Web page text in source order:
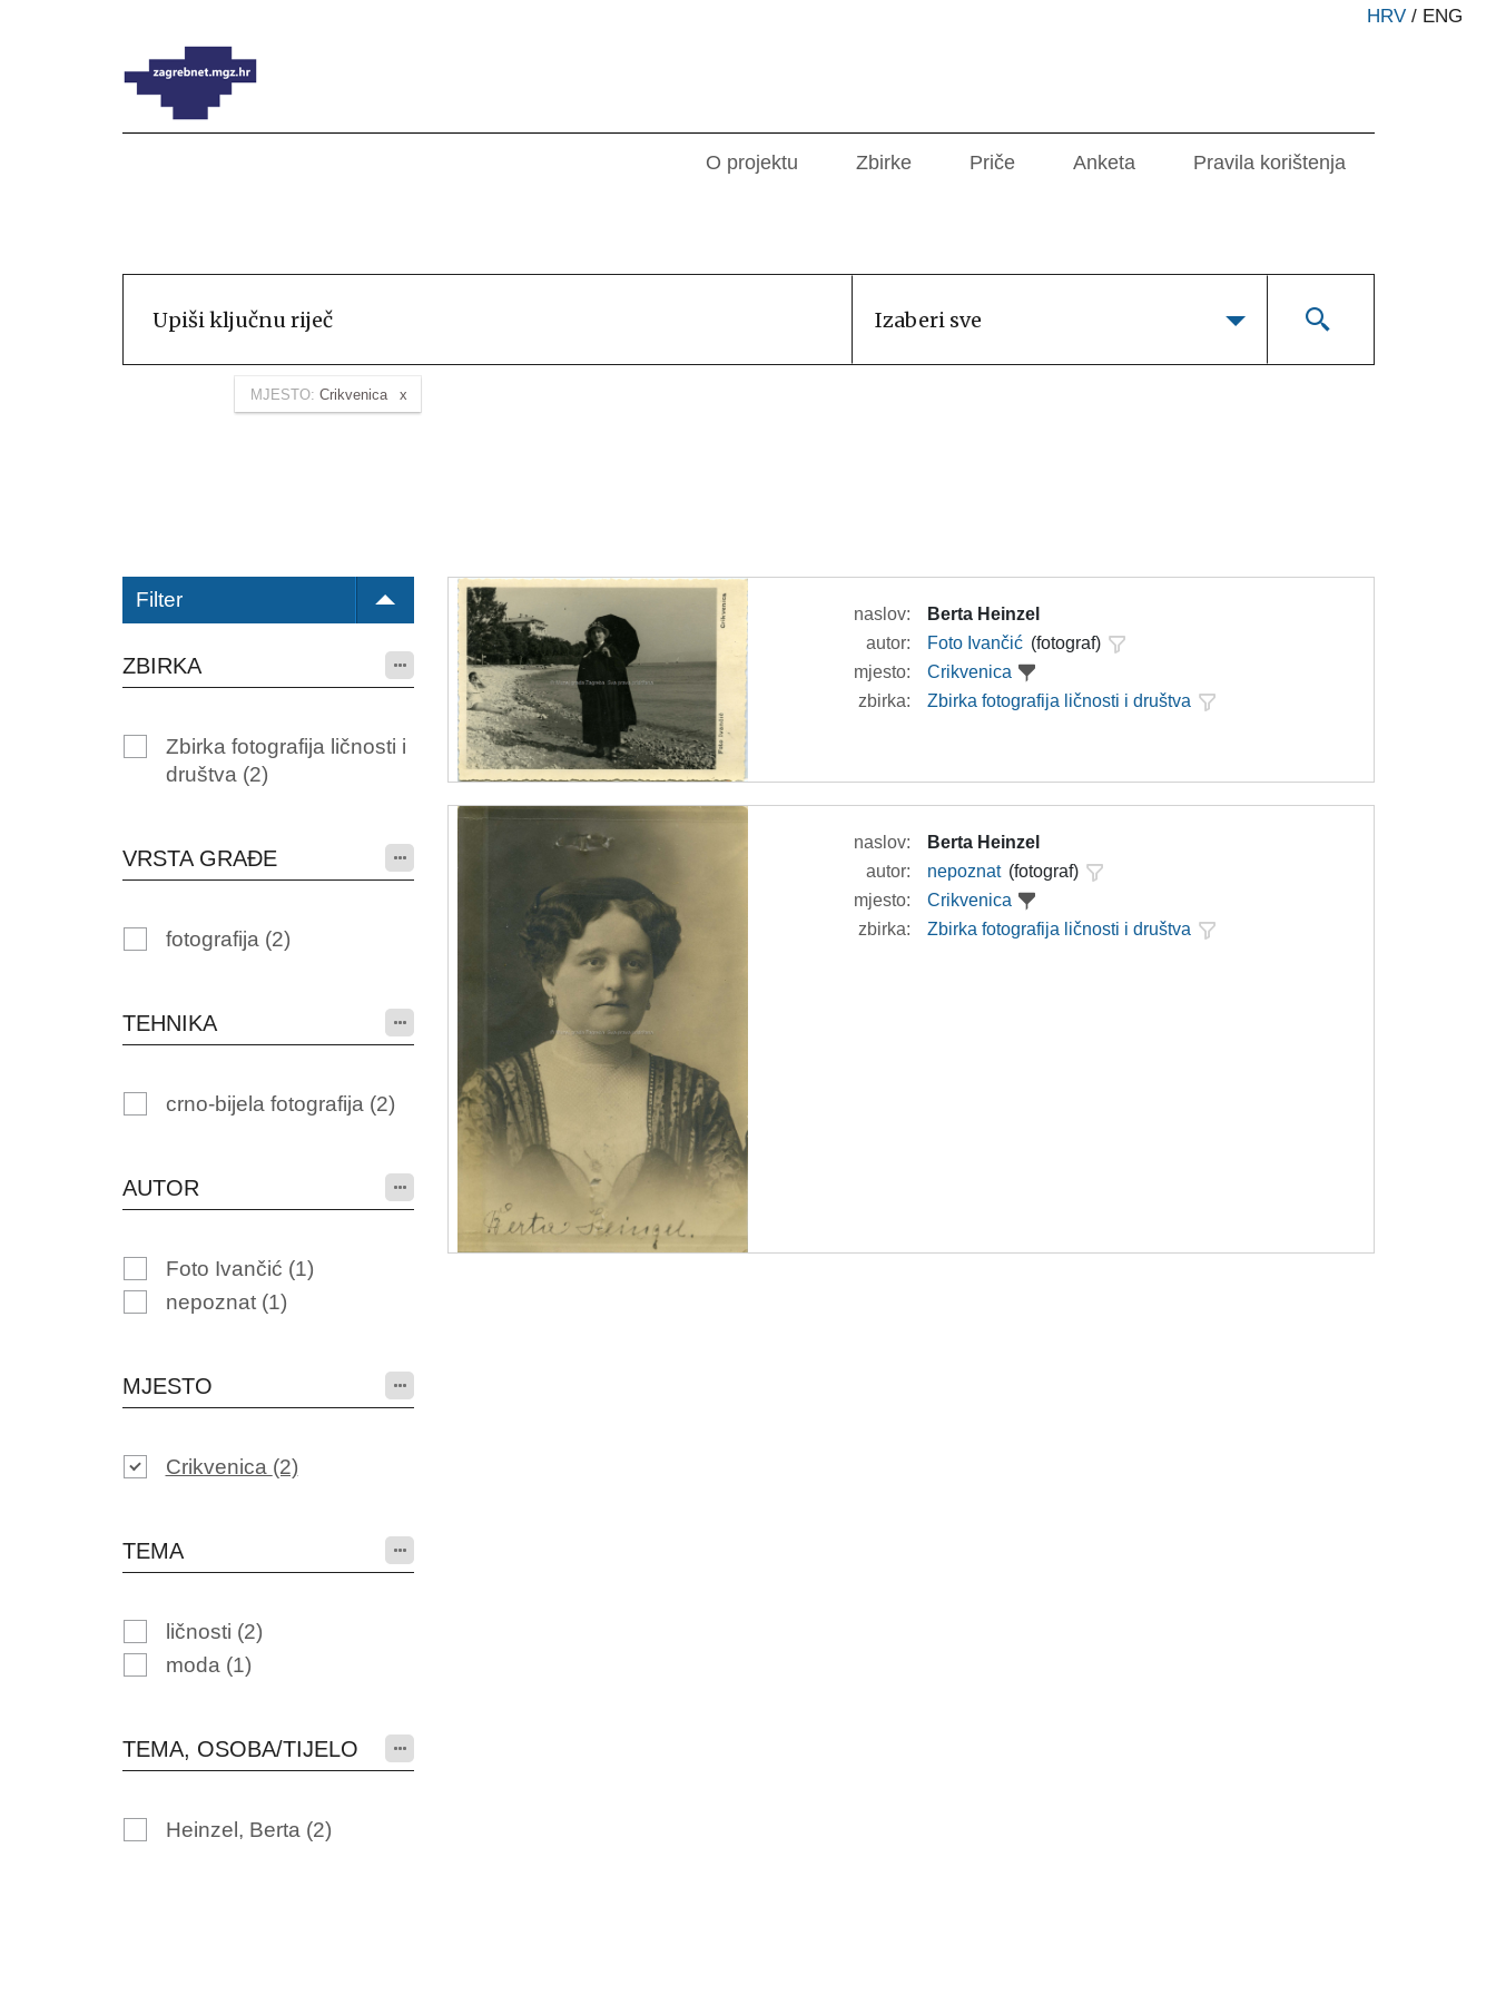
HRV / ENG
O projektu Zbirke Priče Anketa Pravila korištenja
Izaberi sve
MJESTO: Crikvenica
Filter
ZBIRKA
Zbirka fotografija ličnosti i
društva (2)
VRSTA GRAĐE
fotografija (2)
TEHNIKA
crno-bijela fotografija (2)
AUTOR
Foto Ivančić (1)
nepoznat (1)
MJESTO
Crikvenica (2)
TEMA
ličnosti (2)
moda (1)
TEMA, OSOBA/TIJELO
Heinzel, Berta (2)
naslov:
Berta Heinzel
autor:
Foto Ivančić (fotograf)
mjesto:
Crikvenica
zbirka:
Zbirka fotografija ličnosti i društva
naslov:
Berta Heinzel
autor:
nepoznat (fotograf)
mjesto:
Crikvenica
zbirka:
Zbirka fotografija ličnosti i društva